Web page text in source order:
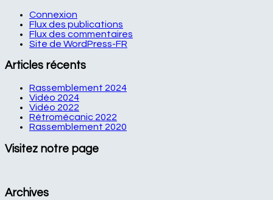
Connexion
Flux des publications
Flux des commentaires
Site de WordPress-FR
Articles récents
Rassemblement 2024
Vidéo 2024
Vidéo 2022
Rétromécanic 2022
Rassemblement 2020
Visitez notre page
Archives